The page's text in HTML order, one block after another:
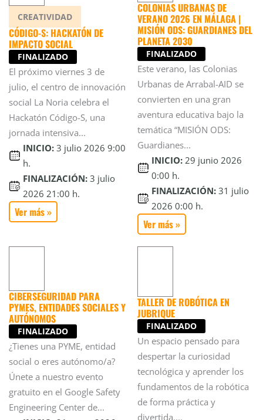
CREATIVIDAD
CÓDIGO-S: HACKATÓN DE
IMPACTO SOCIAL
FINALIZADO
El próximo viernes 3 de
julio, el centro de innovación
social La Noria celebra el
Hackatón Código-S, una
jornada intensiva...
INICIO: 3 julio 2026 9:00
h.
FINALIZACIÓN: 3 julio
2026 21:00 h.
Ver más »
COLONIAS URBANAS DE
VERANO 2026 EN MÁLAGA |
MISIÓN ODS: GUARDIANES DEL
PLANETA 2030
FINALIZADO
Este verano, las Colonias
Urbanas de Arrabal-AID se
convierten en una gran
aventura educativa bajo la
temática “MISIÓN ODS:
Guardianes...
INICIO: 29 junio 2026
0:00 h.
FINALIZACIÓN: 31 julio
2026 0:00 h.
Ver más »
CIBERSEGURIDAD PARA
PYMES, ENTIDADES SOCIALES Y
AUTÓNOMOS
FINALIZADO
¿Tienes una PYME, entidad
social o eres autónomo/a?
Únete a nuestro evento
gratuito en el Google Safety
Engineering Center de...
TALLER DE ROBÓTICA EN
JUBRIQUE
FINALIZADO
Un espacio pensado para
despertar la curiosidad
tecnológica y aprender los
fundamentos de la robótica
de forma práctica y
divertida....